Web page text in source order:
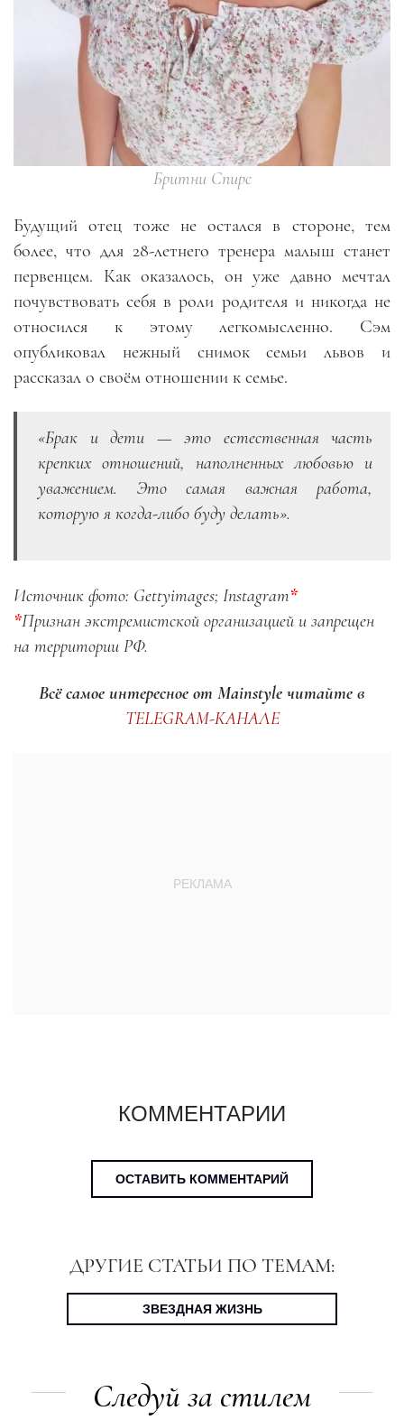
Бритни Спирс
Будущий отец тоже не остался в стороне, тем
более, что для 28-летнего тренера малыш станет
первенцем. Как оказалось, он уже давно мечтал
почувствовать себя в роли родителя и никогда не
относился к этому легкомысленно. Сэм
опубликовал нежный снимок семьи львов и
рассказал о своём отношении к семье.
«Брак и дети — это естественная часть
крепких отношений, наполненных любовью и
уважением. Это самая важная работа,
которую я когда-либо буду делать».
Источник фото: Gettyimages; Instagram*
*Признан экстремистской организацией и запрещен
на территории РФ.
Всё самое интересное от Mainstyle читайте в
TELEGRAM-КАНАЛЕ
КОММЕНТАРИИ
ОСТАВИТЬ КОММЕНТАРИЙ
ДРУГИЕ СТАТЬИ ПО ТЕМАМ:
ЗВЕЗДНАЯ ЖИЗНЬ
Следуй за стилем